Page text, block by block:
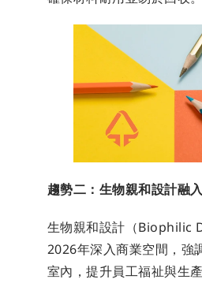
趨勢二：生物親和設計融
生物親和設計（Biophilic
2026年深入商業空間，強
室內，提升員工福祉與生